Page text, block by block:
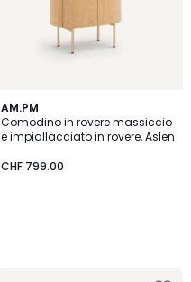
AM.PM
Comodino in rovere massiccio
e impiallacciato in rovere, Aslen
CHF 799.00